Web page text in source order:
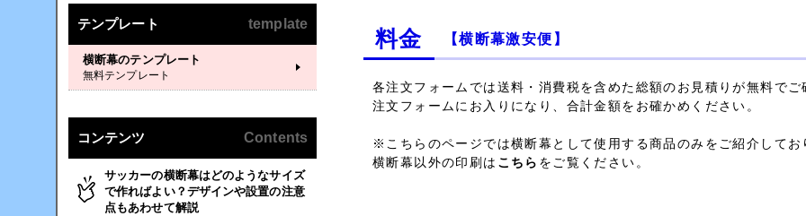
料金 【横断幕激安便】
各注文フォームでは送料・消費税を含めた総額のお見積りが無料で
注文フォームにお入りになり、合計金額をお確かめください。
※こちらのページでは横断幕として使用する商品のみをご紹介してお
横断幕以外の印刷は こちら をご覧ください。
テンプレート template
横断幕のテンプレート
無料テンプレート
コンテンツ Contents
サッカーの横断幕はどのようなサイズ
で作ればよい？デザインや設置の注意
点もあわせて解説